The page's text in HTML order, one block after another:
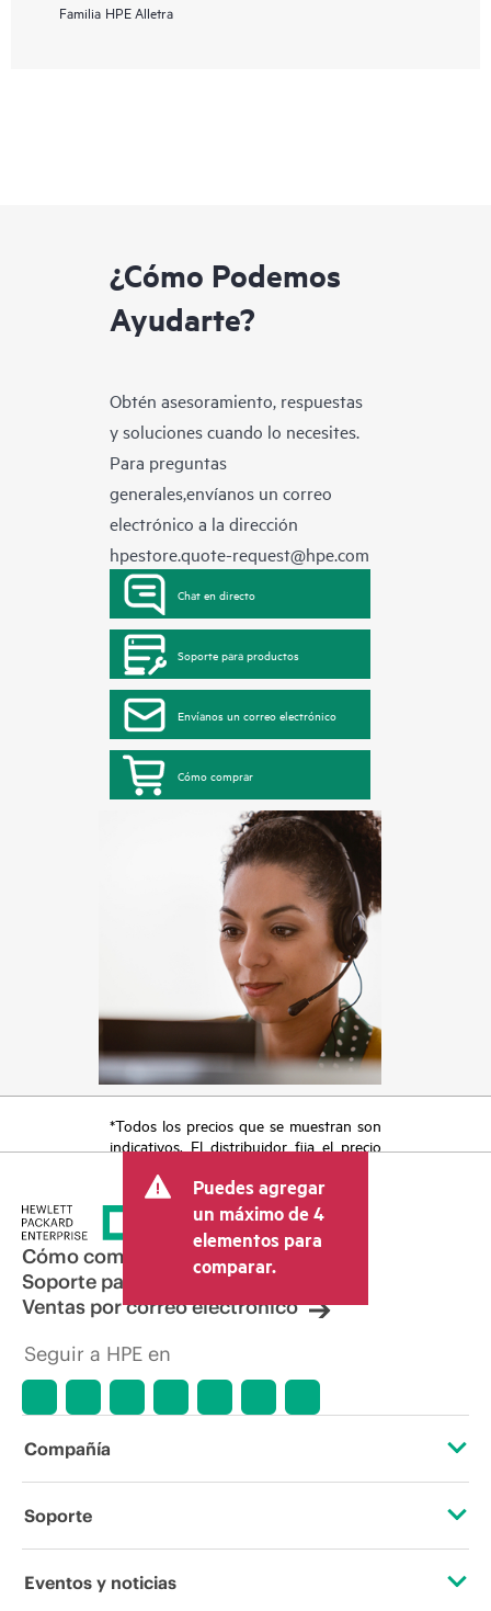
Familia HPE Alletra
¿Cómo Podemos
Ayudarte?
Obtén asesoramiento, respuestas
y soluciones cuando lo necesites.
Para preguntas
generales,envíanos un correo
electrónico a la dirección
hpestore.quote-request@hpe.com
Chat en directo
Soporte para productos
Envíanos un correo electrónico
Cómo comprar
*Todos los precios que se muestran son
indicativos. El distribuidor fija el precio
otros conceptos, como los impuestos a
la venta, el IVA y el envío. El precio de la
transacción que establece el distribuidor
puede variar con respecto a otros
distribuidores y al precio indicativo
mostrado. El precio indicativo puede
incluir ofertas promocionales por tiempo
hacer ajustes de precios en cualquier
condiciones del mercado,
promociones de fin de la vida útil y
Puedes agregar
un máximo de 4
elementos para
comparar.
Cómo comprar
Soporte para productos
Ventas por correo electrónico
Seguir a HPE en
Compañía
Acerca de HPE
Soporte
Servicios de soporte operativo
Eventos y noticias